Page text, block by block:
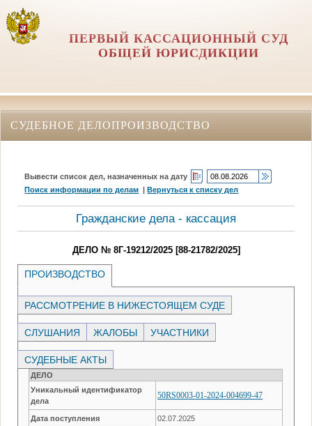
ПЕРВЫЙ КАССАЦИОННЫЙ СУД
ОБЩЕЙ ЮРИСДИКЦИИ
СУДЕБНОЕ ДЕЛОПРОИЗВОДСТВО
Вывести список дел, назначенных на дату
Поиск информации по делам |Вернуться к списку дел
Гражданские дела - кассация
ДЕЛО № 8Г-19212/2025 [88-21782/2025]
ПРОИЗВОДСТВО
РАССМОТРЕНИЕ В НИЖЕСТОЯЩЕМ СУДЕ
СЛУШАНИЯ ЖАЛОБЫ УЧАСТНИКИ
СУДЕБНЫЕ АКТЫ
ДЕЛО
Уникальный идентификатор
дела
50RS0003-01-2024-004699-47
Дата поступления 02.07.2025